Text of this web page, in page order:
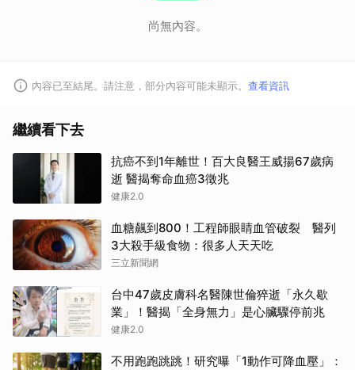
尚無內容。
內容已至結尾。請注意，部分內容可能未顯示。 查看資訊
繼續看下去
抗癌不到1年離世！百大良醫王威揚67歲病
逝 醫揭奪命血癌3徵兆
健康2.0
血糖飆到800！工程師眼睛血管破裂 醫列
3大殺手級食物：很多人天天吃
三立新聞網
台中47歲皮膚科名醫陳世倫猝逝「永久歇
業」！醫揭「全身無力」是心臟驟停前兆
健康2.0
不用跑跑跳跳！研究曝「1動作可降血壓」：